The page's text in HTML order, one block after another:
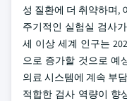
성 질환에 더 취약하며,
주기적인 실험실 검사
세 이상 세계 인구는
으로 증가할 것으로 예
의료 시스템에 계속 부
적합한 검사 역량이 향